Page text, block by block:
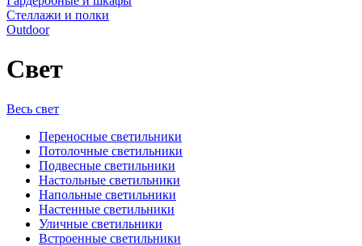
Стеллажи и полки
Outdoor
Свет
Весь свет
Переносные светильники
Потолочные светильники
Подвесные светильники
Настольные светильники
Напольные светильники
Настенные светильники
Уличные светильники
Встроенные светильники